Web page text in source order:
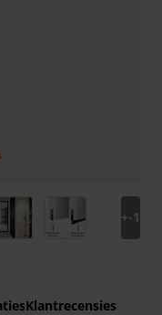
image
View larger image
View larger
+-1
Klantrecensies